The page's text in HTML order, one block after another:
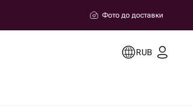
Фото до доставки
RUB